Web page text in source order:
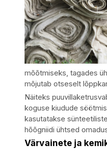
mõõtmiseks, tagades
mõjutab otseselt
Näiteks
koguse kiudude
kasutatakse
hõõgniidi ühtsed
Värvainete ja